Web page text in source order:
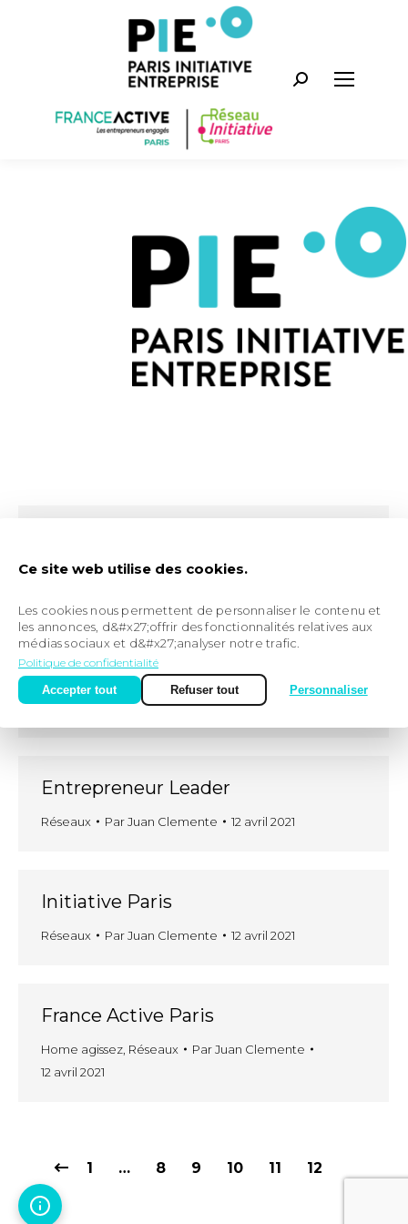
Recherche
Home agissez,Réseaux ParJuan Clemente
DLA
Réseaux ParJuan Clemente 12 avril 2021
Entrepreneur Leader
Réseaux ParJuan Clemente 12 avril 2021
Initiative Paris
Réseaux ParJuan Clemente 12 avril 2021
France Active Paris
Home agissez Réseaux ParJuan Clemente
12 avril 2021
1 … 8 9 10 11 12
Ce site web utilise des cookies.
Les cookies nous permettent de personnaliser le contenu et
les annonces, d&#x27;offrir des fonctionnalités relatives aux
médias sociaux et d&#x27;analyser notre trafic.
Politique de confidentialité
Accepter tout
Refuser tout Personnaliser